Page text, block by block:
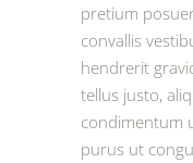
pretium
convallis
hendrerit
tellus justo,
condimentum
purus ut